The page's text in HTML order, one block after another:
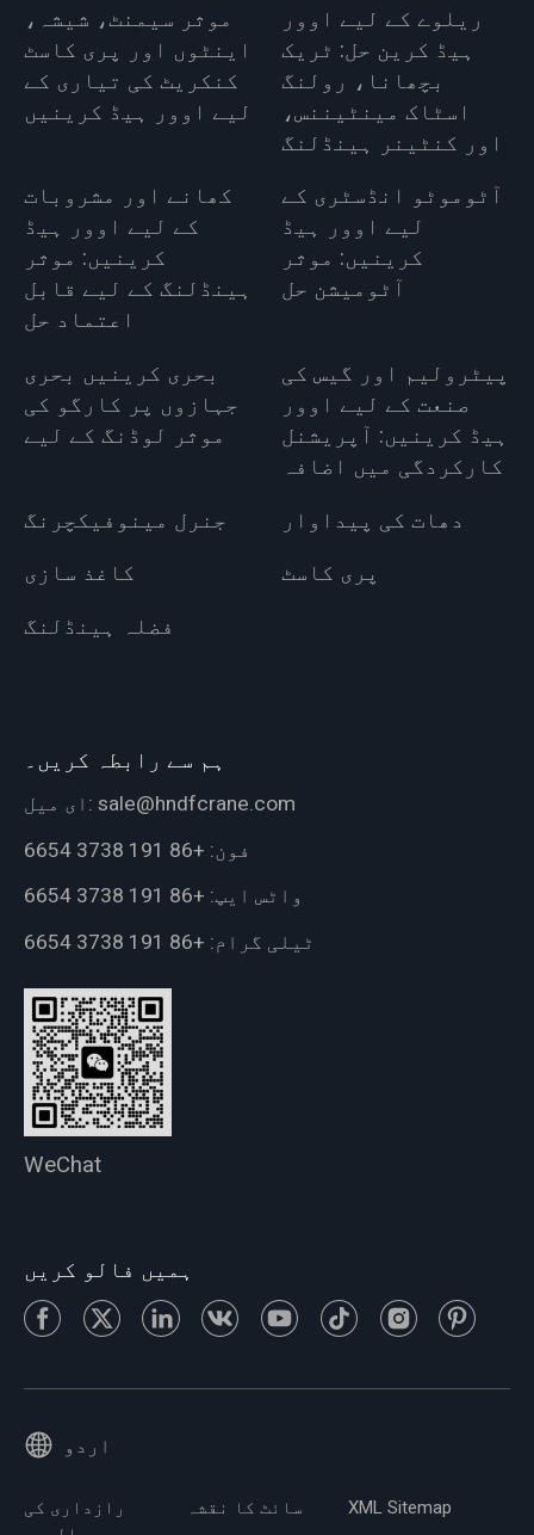
موثر سیمنٹ، شیشہ،
اینٹوں اور پری کاسٹ
کنکریٹ کی تیاری کے
لیے اوور ہیڈ کرینیں
ریلوے کے لیے اوور
ہیڈ کرین حل: ٹریک
بچھانا، رولنگ
اسٹاک مینٹیننس،
اور کنٹینر ہینڈلنگ
کھانے اور مشروبات
کے لیے اوور ہیڈ
کرینیں: موثر
ہینڈلنگ کے لیے قابل
اعتماد حل
آٹوموٹو انڈسٹری کے
لیے اوور ہیڈ
کرینیں: موثر
آٹومیشن حل
بحری کرینیں بحری
جہازوں پر کارگو کی
موثر لوڈنگ کے لیے
پیٹرولیم اور گیس کی
صنعت کے لیے اوور
ہیڈ کرینیں: آپریشنل
کارکردگی میں اضافہ
جنرل مینوفیکچرنگ
دھات کی پیداوار
کاغذ سازی
پری کاسٹ
فضلہ ہینڈلنگ
ہم سے رابطہ کریں۔
ای میل: sale@hndfcrane.com
فون: +86 191 3738 6654
واٹس ایپ: +86 191 3738 6654
ٹیلی گرام: +86 191 3738 6654
WeChat
ہمیں فالو کریں
اردو
رازداری کی
سائٹ کا نقشہ XML Sitemap